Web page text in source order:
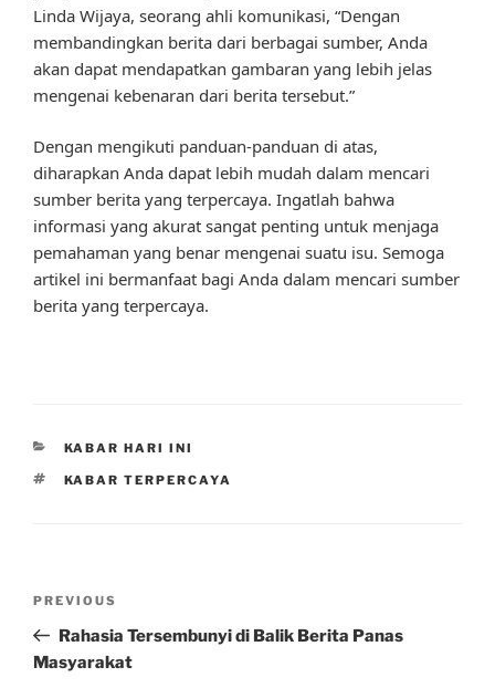
Linda Wijaya, seorang ahli komunikasi, “Dengan
membandingkan berita dari berbagai sumber, Anda
akan dapat mendapatkan gambaran yang lebih jelas
mengenai kebenaran dari berita tersebut.”
Dengan mengikuti panduan-panduan di atas,
diharapkan Anda dapat lebih mudah dalam mencari
sumber berita yang terpercaya. Ingatlah bahwa
informasi yang akurat sangat penting untuk menjaga
pemahaman yang benar mengenai suatu isu. Semoga
artikel ini bermanfaat bagi Anda dalam mencari sumber
berita yang terpercaya.
CATEGORIES
KABAR HARI INI
TAGS
KABAR TERPERCAYA
Previous
Post
PREVIOUS
Rahasia Tersembunyi di Balik Berita Panas
Masyarakat